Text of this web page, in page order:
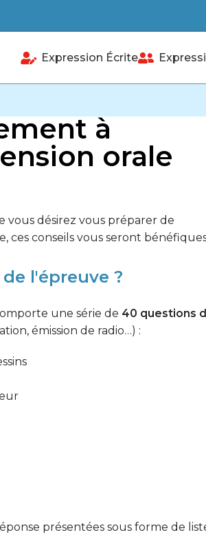
Expression Écrite
à
orale
vous désirez vous préparer de
conseils vous seront
l'épreuve ?
une série de 40 questions
émission de radio…) :
présentées sous forme de